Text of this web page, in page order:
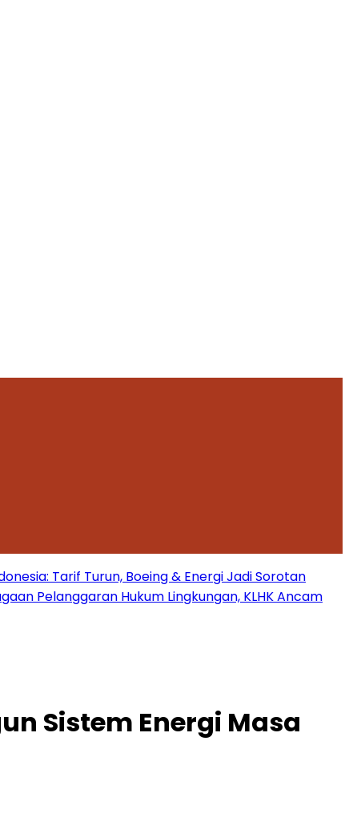
Tarif Turun, Boeing & Energi Jadi Sorotan
Pelanggaran Hukum Lingkungan, KLHK Ancam
Sistem Energi Masa